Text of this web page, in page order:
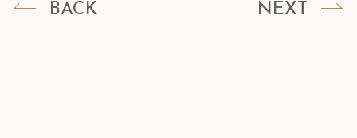
BACK NEXT